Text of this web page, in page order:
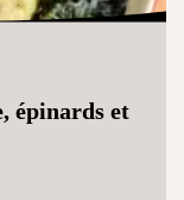
épinards et